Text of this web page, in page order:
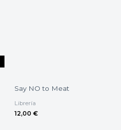
Say NO to Meat
Librería
12,00 €